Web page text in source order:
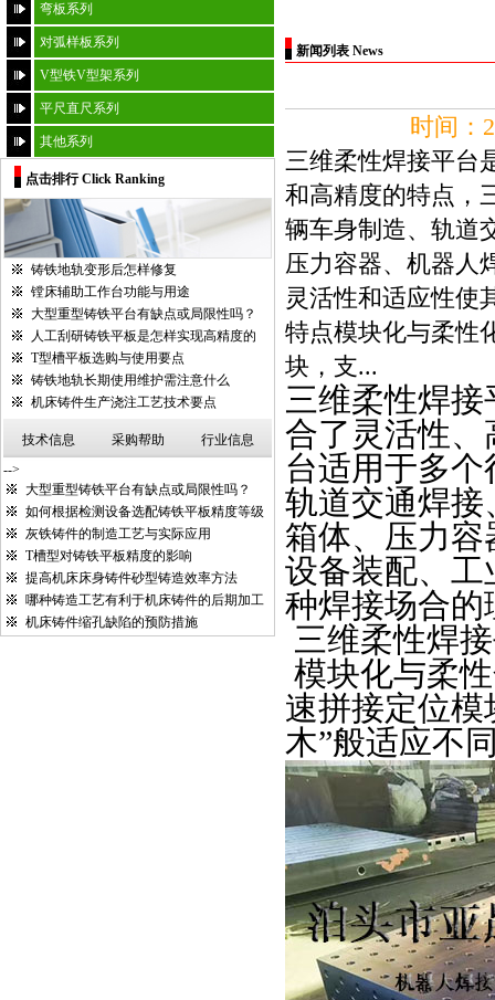
弯板系列
对弧样板系列
V型铁V型架系列
平尺直尺系列
其他系列
点击排行 Click Ranking
铸铁地轨变形后怎样修复
镗床辅助工作台功能与用途
大型重型铸铁平台有缺点或局限性吗？
人工刮研铸铁平板是怎样实现高精度的
T型槽平板选购与使用要点
铸铁地轨长期使用维护需注意什么
机床铸件生产浇注工艺技术要点
技术信息 采购帮助
行业信息
-->
大型重型铸铁平台有缺点或局限性吗？
如何根据检测设备选配铸铁平板精度等级
灰铁铸件的制造工艺与实际应用
T槽型对铸铁平板精度的影响
提高机床床身铸件砂型铸造效率方法
哪种铸造工艺有利于机床铸件的后期加工
机床铸件缩孔缺陷的预防措施
新闻列表 News
时间：
三维柔性焊接平台
和高精度的特点，
辆车身制造、轨道
压力容器、机器人
灵活性和适应性使
特点模块化与柔性
块，支...
三维柔性焊接
合了灵活性、
台适用于多
轨道交通焊接
箱体、压力容
设备装配、工
种焊接场合的
三维柔性焊
模块化与柔
速拼接定位模
木”般适应不